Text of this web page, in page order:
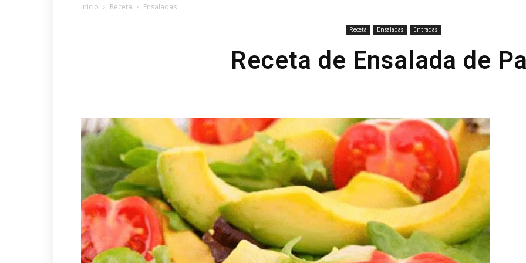
Inicio Receta Ensaladas
Receta Ensaladas Entradas
Receta de Ensalada de